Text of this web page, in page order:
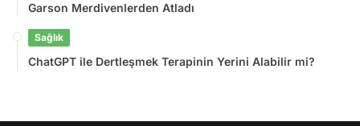
Garson Merdivenlerden Atladı
Sağlık
ChatGPT ile Dertleşmek Terapinin Yerini Alabilir mi?